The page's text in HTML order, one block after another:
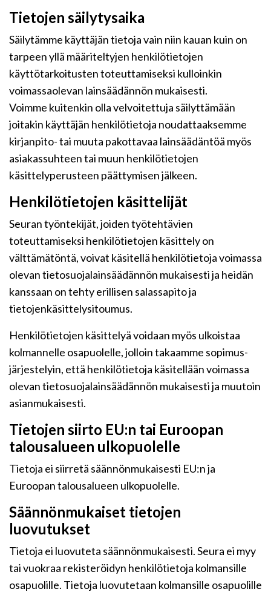
Tietojen säilytysaika
Säilytämme käyttäjän tietoja vain niin kauan kuin on
tarpeen yllä määriteltyjen henkilötietojen
käyttötarkoitusten toteuttamiseksi kulloinkin
voimassaolevan lainsäädännön mukaisesti.
Voimme kuitenkin olla velvoitettuja säilyttämään
joitakin käyttäjän henkilötietoja noudattaaksemme
kirjanpito- tai muuta pakottavaa lainsäädäntöä myös
asiakassuhteen tai muun henkilötietojen
käsittelyperusteen päättymisen jälkeen.
Henkilötietojen käsittelijät
Seuran työntekijät, joiden työtehtävien
toteuttamiseksi henkilötietojen käsittely on
välttämätöntä, voivat käsitellä henkilötietoja voimassa
olevan tietosuojalainsäädännön mukaisesti ja heidän
kanssaan on tehty erillisen salassapito ja
tietojenkäsittelysitoumus.
Henkilötietojen käsittelyä voidaan myös ulkoistaa
kolmannelle osapuolelle, jolloin takaamme sopimus-
järjestelyin, että henkilötietoja käsitellään voimassa
olevan tietosuojalainsäädännön mukaisesti ja muutoin
asianmukaisesti.
Tietojen siirto EU:n tai Euroopan
talousalueen ulkopuolelle
Tietoja ei siirretä säännönmukaisesti EU:n ja
Euroopan talousalueen ulkopuolelle.
Säännönmukaiset tietojen
luovutukset
Tietoja ei luovuteta säännönmukaisesti. Seura ei myy
tai vuokraa rekisteröidyn henkilötietoja kolmansille
osapuolille. Tietoja luovutetaan kolmansille osapuolille